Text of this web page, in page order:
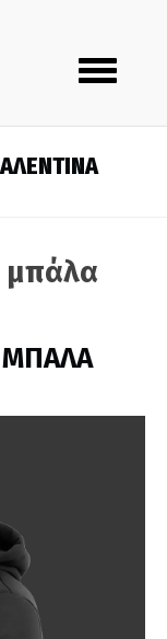
Toggle
navigation
μπάλα